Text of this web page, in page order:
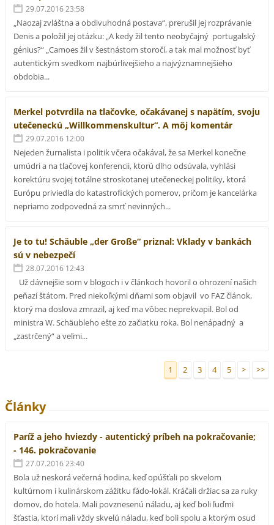
29.07.2016 23:58
„Naozaj zvláštna a obdivuhodná postava“, prerušil jej rozprávanie
Denis a položil jej otázku: „A kedy žil tento neobyčajný portugalský
génius?“ „Camoes žil v šestnástom storočí, a tak mal možnosť byť
autentickým svedkom najbúrlivejšieho a najvýznamnejšieho
obdobia...
Merkel potvrdila na tlačovke, očakávanej s napätím, svoju
utečeneckú „Willkommenskultur“. A môj komentár
29.07.2016 12:00
Nejeden žurnalista i politik včera očakával, že sa Merkel konečne
umúdri a na tlačovej konferencii, ktorú dlho odsúvala, vyhlási
korektúru svojej totálne stroskotanej utečeneckej politiky, ktorá
Európu priviedla do katastrofických pomerov, pričom je kancelárka
nepriamo zodpovedná za smrť nevinných...
Je to tu! Schäuble „der Große“ priznal: Vklady v bankách
sú v nebezpečí
28.07.2016 12:43
Už dávnejšie som v blogoch i v článkoch hovoril o ohrození našich
peňazí štátom. Pred niekoľkými dňami som objavil vo FAZ článok,
ktorý ma doslova zmrazil, aj keď ma vôbec neprekvapil. Bol od
ministra W. Schäubleho ešte zo začiatku roka. Bol nenápadný a
„zastrčený“ a veľmi...
1 2 3 4 5 > >>
Články
Paríž a jeho hviezdy - autentický príbeh na pokračovanie;
- 146. pokračovanie
27.07.2016 23:40
Bola už neskorá večerná hodina, keď opúšťali po skvelom
kultúrnom i kulinárskom zážitku fádo-lokál. Kráčali držiac sa za ruky
domov, do hotela. Mali povznesenú náladu, aj keď boli ľuďmi
šťastia, ktorí mali vždy skvelú náladu, keď boli spolu a ktorým osud